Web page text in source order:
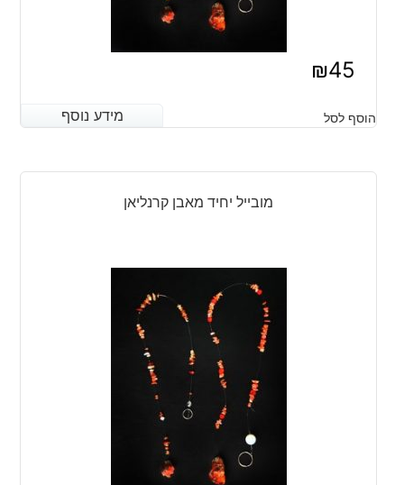
₪45
מידע נוסף הוסף לסל מידע נוסף
מובייל יחיד מאבן קרנליאן